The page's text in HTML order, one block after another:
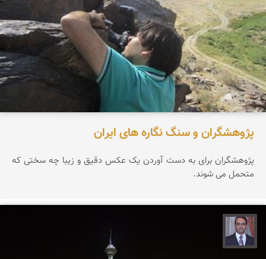
پژوهشگران و سنگ نگاره های ایران
پژوهشگران برای به دست آوردن یک عکس دقیق و زیبا چه سختی که
متحمل می شوند.